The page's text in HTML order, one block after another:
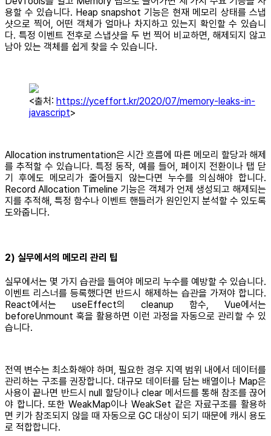
용할 수 있습니다. Heap snapshot 기능은 현재 메모리 상태를 스냅
샷으로 찍어, 어떤 객체가 얼마나 차지하고 있는지 확인할 수 있습니
다. 특정 이벤트 전후로 스냅샷을 두 번 찍어 비교하면, 해제되지 않고
남아 있는 객체를 쉽게 찾을 수 있습니다.
<출처: https://yceffort.kr/2020/07/memory-leaks-in-
javascript>
Allocation instrumentation은 시간 흐름에 따른 메모리 할당과 해제
를 추적할 수 있습니다. 특정 동작, 예를 들어, 페이지 전환이나 탭 닫
기 후에도 메모리가 줄어들지 않는다면 누수를 의심해야 합니다.
Record Allocation Timeline 기능은 객체가 언제 생성되고 해제되는
지를 추적해, 특정 함수나 이벤트 핸들러가 원인인지 분석할 수 있도록
도와줍니다.
2) 실무에서의 메모리 관리 팁
실무에서는 몇 가지 습관을 들여야 메모리 누수를 예방할 수 있습니다.
이벤트 리스너를 등록했다면 반드시 해제하는 습관을 가져야 합니다.
React에서는 useEffect의 cleanup 함수, Vue에서는
beforeUnmount 훅을 활용하면 이런 과정을 자동으로 관리할 수 있
습니다.
전역 변수는 최소화해야 하며, 필요한 경우 지역 범위 내에서 데이터를
관리하는 구조를 권장합니다. 대규모 데이터를 담는 배열이나 Map은
사용이 끝나면 반드시 null 할당이나 clear 메서드를 통해 참조를 끊어
야 합니다. 또한 WeakMap이나 WeakSet 같은 자료구조를 활용하
면 키가 참조되지 않을 때 자동으로 GC 대상이 되기 때문에 캐시 용도
로 적합합니다.